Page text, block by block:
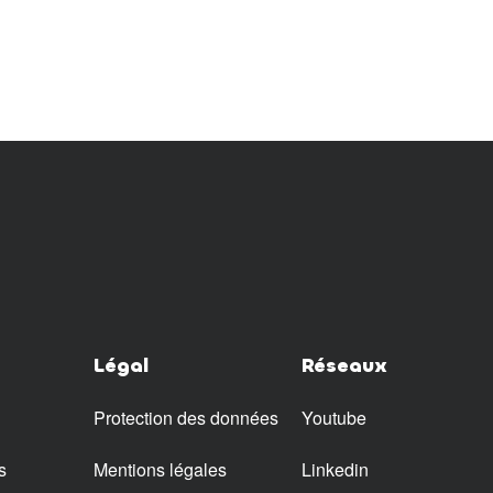
Légal
Protection des données
Mentions légales
Réseaux
Youtube
Linkedin